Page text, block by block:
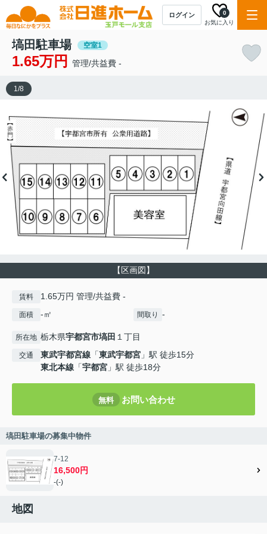
ログイン
お気に入り
0
塙田駐車場 空室1
1.65万円 管理/共益費 -
【区画図】
1/8
賃料 1.65万円 管理/共益費 -
面積 -㎡ 間取り -
所在地 栃木県宇都宮市塙田 １丁目
交通 東武宇都宮線 「東武宇都宮 」駅 徒歩15分
東北本線 「宇都宮 」駅 徒歩18分
無料 お問い合わせ
塙田駐車場の募集中物件
7-12
16,500円
-(-)
地図